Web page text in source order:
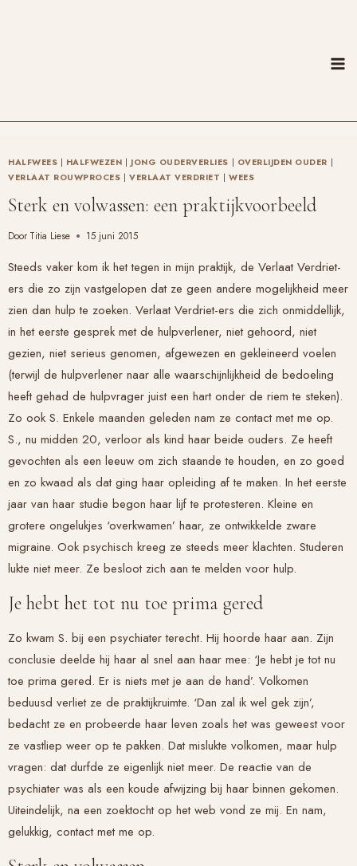
HALFWEES | HALFWEZEN |JONG OUDERVERLIES | OVERLIJDEN OUDER |
VERLAAT ROUWPROCES |VERLAAT VERDRIET |WEES
Sterk en volwassen: een praktijkvoorbeeld
Door Titia Liese 15 juni 2015
Steeds vaker kom ik het tegen in mijn praktijk, de Verlaat Verdriet-
ers die zo zijn vastgelopen dat ze geen andere mogelijkheid meer
zien dan hulp te zoeken. Verlaat Verdriet-ers die zich onmiddellijk,
in het eerste gesprek met de hulpverlener, niet gehoord, niet
gezien, niet serieus genomen, afgewezen en gekleineerd voelen
(terwijl de hulpverlener naar alle waarschijnlijkheid de bedoeling
heeft gehad de hulpvrager juist een hart onder de riem te steken).
Zo ook S. Enkele maanden geleden nam ze contact met me op.
S., nu midden 20, verloor als kind haar beide ouders. Ze heeft
gevochten als een leeuw om zich staande te houden, en zo goed
en zo kwaad als dat ging haar opleiding af te maken. In het eerste
jaar van haar studie begon haar lijf te protesteren. Kleine en
grotere ongelukjes ‘overkwamen’ haar, ze ontwikkelde zware
migraine. Ook psychisch kreeg ze steeds meer klachten. Studeren
lukte niet meer. Ze besloot zich aan te melden voor hulp.
Je hebt het tot nu toe prima gered
Zo kwam S. bij een psychiater terecht. Hij hoorde haar aan. Zijn
conclusie deelde hij haar al snel aan haar mee: ‘Je hebt je tot nu
toe prima gered. Er is niets met je aan de hand’. Volkomen
beduusd verliet ze de praktijkruimte. ‘Dan zal ik wel gek zijn’,
bedacht ze en probeerde haar leven zoals het was geweest voor
ze vastliep weer op te pakken. Dat mislukte volkomen, maar hulp
vragen: dat durfde ze eigenlijk niet meer. De reactie van de
psychiater was als een koude afwijzing bij haar binnen gekomen.
Uiteindelijk, na een zoektocht op het web vond ze mij. En nam,
gelukkig, contact met me op.